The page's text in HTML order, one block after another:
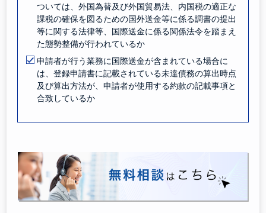
ついては、外国為替及び外国貿易法、内国税の適正な
課税の確保を図るための国外送金等に係る調書の提出
等に関する法律等、国際送金に係る関係法令を踏まえ
た態勢整備が行われているか
申請者が行う業務に国際送金が含まれている場合に
は、登録申請書に記載されている未達債務の算出時点
及び算出方法が、申請者が使用する約款の記載事項と
合致しているか